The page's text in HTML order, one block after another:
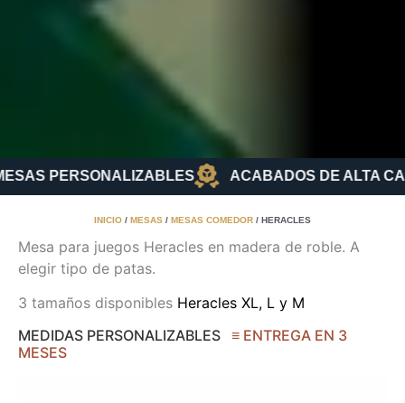
PERSONALIZABLES ACABADOS DE ALTA
INICIO / MESAS / MESAS COMEDOR / HERACLES
Mesa para juegos Heracles en madera de roble. A
elegir tipo de patas.
3 tamaños disponibles Heracles XL, L y M
MEDIDAS PERSONALIZABLES ≡ ENTREGA EN 3
MESES